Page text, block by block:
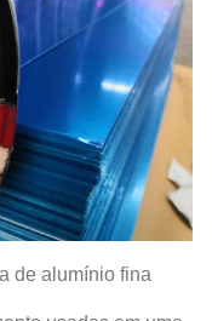
de alumínio fina